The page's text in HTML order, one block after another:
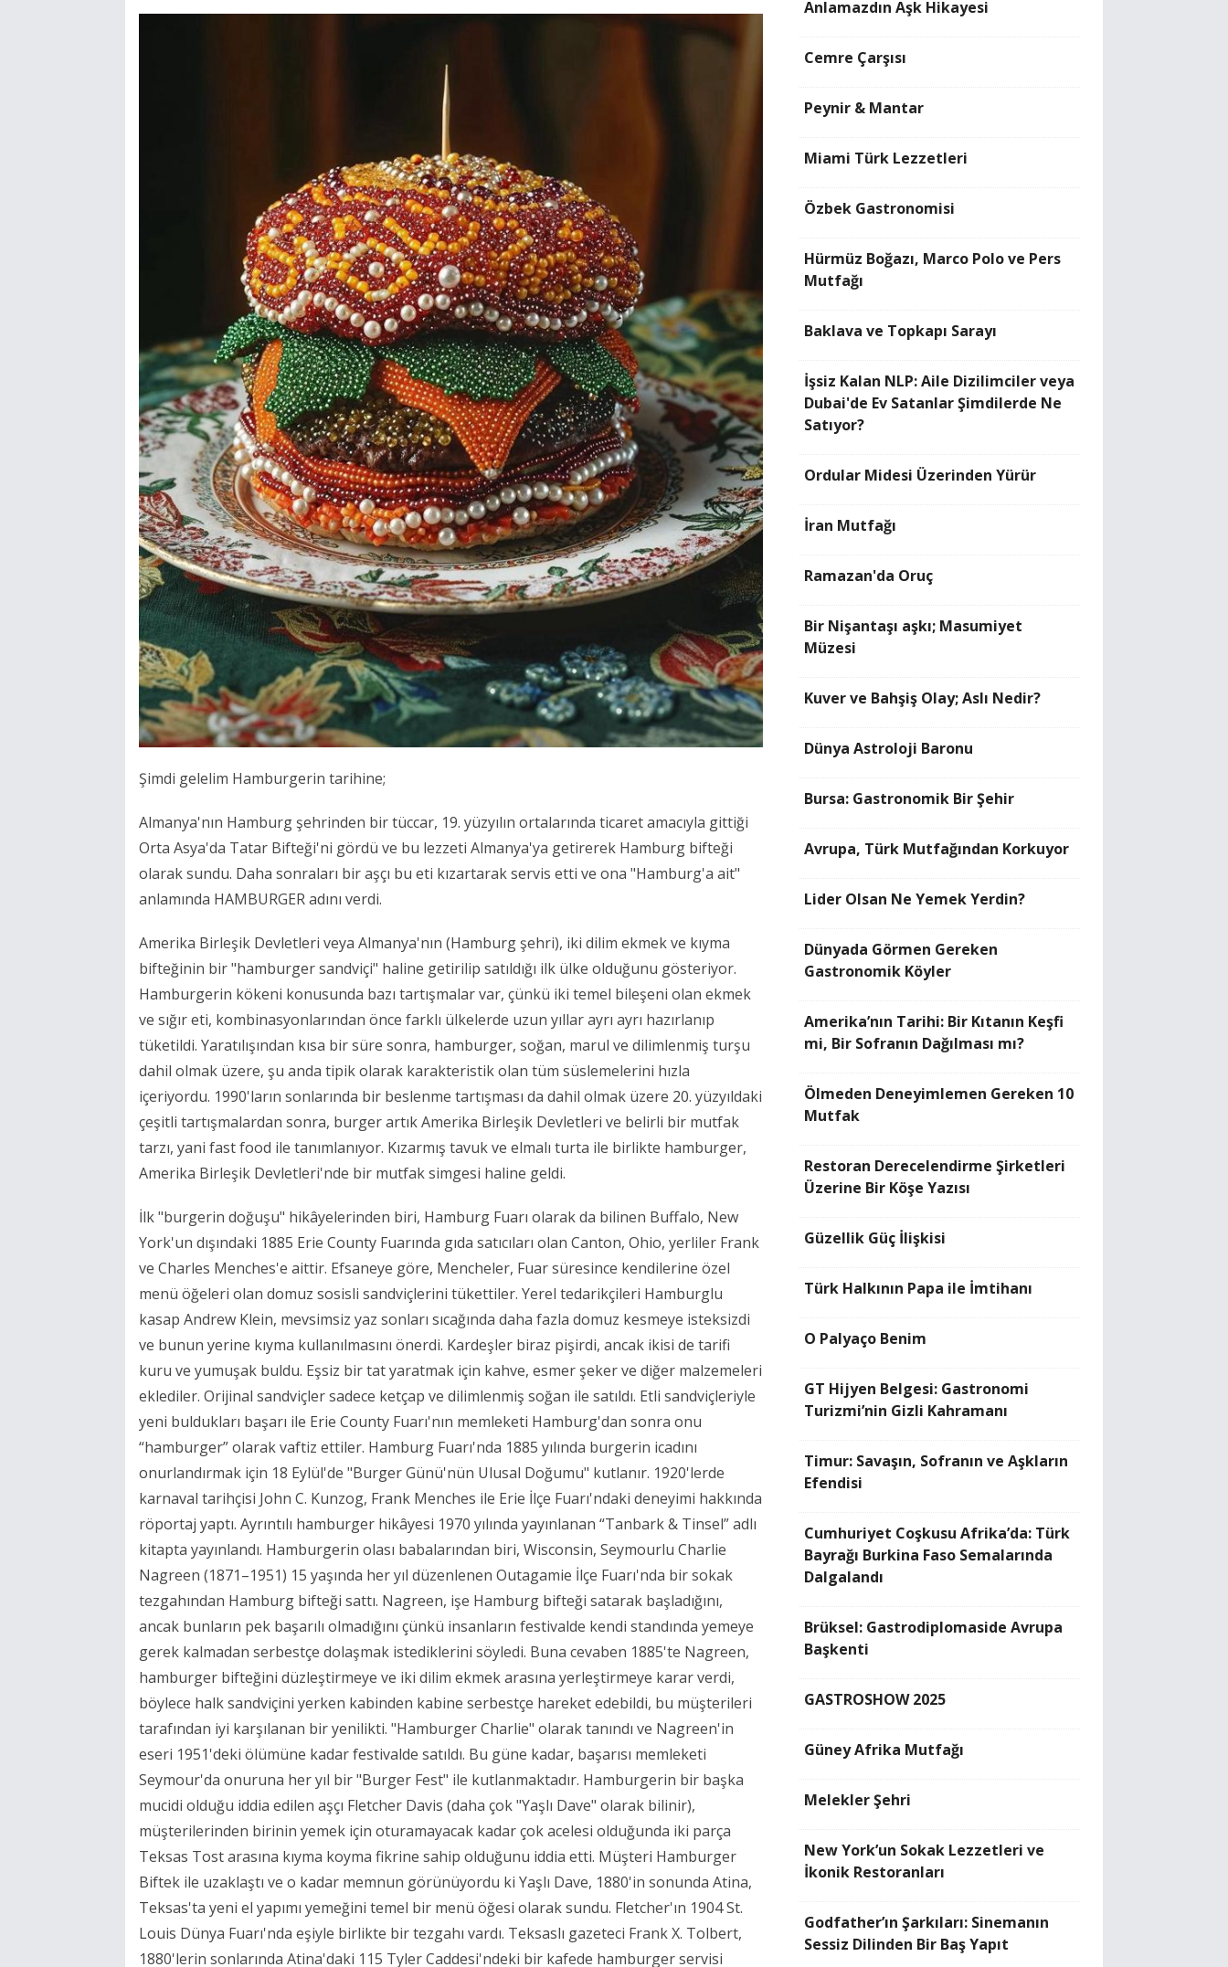
Şimdi gelelim Hamburgerin tarihine;
Almanya'nın Hamburg şehrinden bir tüccar, 19. yüzyılın ortalarında ticaret amacıyla gittiği
Orta Asya'da Tatar Bifteği'ni gördü ve bu lezzeti Almanya'ya getirerek Hamburg bifteği
olarak sundu. Daha sonraları bir aşçı bu eti kızartarak servis etti ve ona "Hamburg'a ait"
anlamında HAMBURGER adını verdi.
Amerika Birleşik Devletleri veya Almanya'nın (Hamburg şehri), iki dilim ekmek ve kıyma
bifteğinin bir "hamburger sandviçi" haline getirilip satıldığı ilk ülke olduğunu gösteriyor.
Hamburgerin kökeni konusunda bazı tartışmalar var, çünkü iki temel bileşeni olan ekmek
ve sığır eti, kombinasyonlarından önce farklı ülkelerde uzun yıllar ayrı ayrı hazırlanıp
tüketildi. Yaratılışından kısa bir süre sonra, hamburger, soğan, marul ve dilimlenmiş turşu
dahil olmak üzere, şu anda tipik olarak karakteristik olan tüm süslemelerini hızla
içeriyordu. 1990'ların sonlarında bir beslenme tartışması da dahil olmak üzere 20. yüzyıldaki
çeşitli tartışmalardan sonra, burger artık Amerika Birleşik Devletleri ve belirli bir mutfak
tarzı, yani fast food ile tanımlanıyor. Kızarmış tavuk ve elmalı turta ile birlikte hamburger,
Amerika Birleşik Devletleri'nde bir mutfak simgesi haline geldi.
İlk "burgerin doğuşu" hikâyelerinden biri, Hamburg Fuarı olarak da bilinen Buffalo, New
York'un dışındaki 1885 Erie County Fuarında gıda satıcıları olan Canton, Ohio, yerliler Frank
ve Charles Menches'e aittir. Efsaneye göre, Mencheler, Fuar süresince kendilerine özel
menü öğeleri olan domuz sosisli sandviçlerini tükettiler. Yerel tedarikçileri Hamburglu
kasap Andrew Klein, mevsimsiz yaz sonları sıcağında daha fazla domuz kesmeye isteksizdi
ve bunun yerine kıyma kullanılmasını önerdi. Kardeşler biraz pişirdi, ancak ikisi de tarifi
kuru ve yumuşak buldu. Eşsiz bir tat yaratmak için kahve, esmer şeker ve diğer malzemeleri
eklediler. Orijinal sandviçler sadece ketçap ve dilimlenmiş soğan ile satıldı. Etli sandviçleriyle
yeni buldukları başarı ile Erie County Fuarı'nın memleketi Hamburg'dan sonra onu
“hamburger” olarak vaftiz ettiler. Hamburg Fuarı'nda 1885 yılında burgerin icadını
onurlandırmak için 18 Eylül'de "Burger Günü'nün Ulusal Doğumu" kutlanır. 1920'lerde
karnaval tarihçisi John C. Kunzog, Frank Menches ile Erie İlçe Fuarı'ndaki deneyimi hakkında
röportaj yaptı. Ayrıntılı hamburger hikâyesi 1970 yılında yayınlanan “Tanbark & Tinsel” adlı
kitapta yayınlandı. Hamburgerin olası babalarından biri, Wisconsin, Seymourlu Charlie
Nagreen (1871–1951) 15 yaşında her yıl düzenlenen Outagamie İlçe Fuarı'nda bir sokak
tezgahından Hamburg bifteği sattı. Nagreen, işe Hamburg bifteği satarak başladığını,
ancak bunların pek başarılı olmadığını çünkü insanların festivalde kendi standında yemeye
gerek kalmadan serbestçe dolaşmak istediklerini söyledi. Buna cevaben 1885'te Nagreen,
hamburger bifteğini düzleştirmeye ve iki dilim ekmek arasına yerleştirmeye karar verdi,
böylece halk sandviçini yerken kabinden kabine serbestçe hareket edebildi, bu müşterileri
tarafından iyi karşılanan bir yenilikti. "Hamburger Charlie" olarak tanındı ve Nagreen'in
eseri 1951'deki ölümüne kadar festivalde satıldı. Bu güne kadar, başarısı memleketi
Seymour'da onuruna her yıl bir "Burger Fest" ile kutlanmaktadır. Hamburgerin bir başka
mucidi olduğu iddia edilen aşçı Fletcher Davis (daha çok "Yaşlı Dave" olarak bilinir),
müşterilerinden birinin yemek için oturamayacak kadar çok acelesi olduğunda iki parça
Teksas Tost arasına kıyma koyma fikrine sahip olduğunu iddia etti. Müşteri Hamburger
Biftek ile uzaklaştı ve o kadar memnun görünüyordu ki Yaşlı Dave, 1880'in sonunda Atina,
Teksas'ta yeni el yapımı yemeğini temel bir menü öğesi olarak sundu. Fletcher'ın 1904 St.
Louis Dünya Fuarı'nda eşiyle birlikte bir tezgahı vardı. Teksaslı gazeteci Frank X. Tolbert,
1880'lerin sonlarında Atina'daki 115 Tyler Caddesi'ndeki bir kafede hamburger servisi
Anlamazdın Aşk Hikayesi
Cemre Çarşısı
Peynir & Mantar
Miami Türk Lezzetleri
Özbek Gastronomisi
Hürmüz Boğazı, Marco Polo ve Pers
Mutfağı
Baklava ve Topkapı Sarayı
İşsiz Kalan NLP: Aile Dizilimciler veya
Dubai'de Ev Satanlar Şimdilerde Ne
Satıyor?
Ordular Midesi Üzerinden Yürür
İran Mutfağı
Ramazan'da Oruç
Bir Nişantaşı aşkı; Masumiyet
Müzesi
Kuver ve Bahşiş Olay; Aslı Nedir?
Dünya Astroloji Baronu
Bursa: Gastronomik Bir Şehir
Avrupa, Türk Mutfağından Korkuyor
Lider Olsan Ne Yemek Yerdin?
Dünyada Görmen Gereken
Gastronomik Köyler
Amerika’nın Tarihi: Bir Kıtanın Keşfi
mi, Bir Sofranın Dağılması mı?
Ölmeden Deneyimlemen Gereken 10
Mutfak
Restoran Derecelendirme Şirketleri
Üzerine Bir Köşe Yazısı
Güzellik Güç İlişkisi
Türk Halkının Papa ile İmtihanı
O Palyaço Benim
GT Hijyen Belgesi: Gastronomi
Turizmi’nin Gizli Kahramanı
Timur: Savaşın, Sofranın ve Aşkların
Efendisi
Cumhuriyet Coşkusu Afrika’da: Türk
Bayrağı Burkina Faso Semalarında
Dalgalandı
Brüksel: Gastrodiplomaside Avrupa
Başkenti
GASTROSHOW 2025
Güney Afrika Mutfağı
Melekler Şehri
New York’un Sokak Lezzetleri ve
İkonik Restoranları
Godfather’ın Şarkıları: Sinemanın
Sessiz Dilinden Bir Baş Yapıt